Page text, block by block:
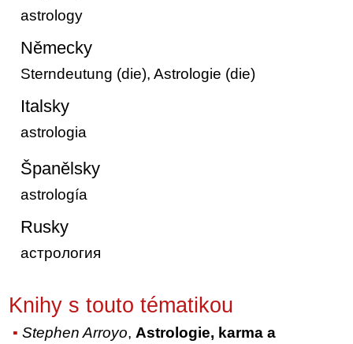
astrology
Německy
Sterndeutung (die), Astrologie (die)
Italsky
astrologia
Španělsky
astrología
Rusky
астрология
Knihy s touto tématikou
Stephen Arroyo,Astrologie, karma a